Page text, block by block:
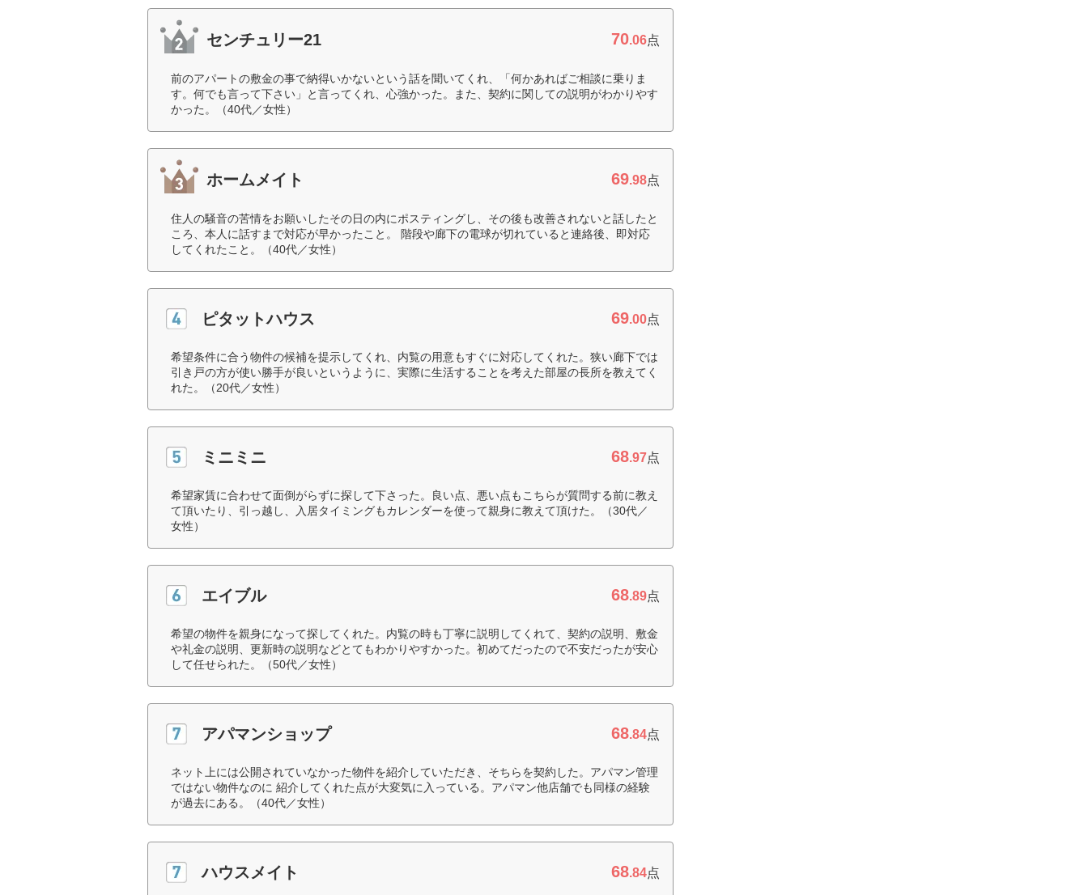
センチュリー21 70.06点
前のアパートの敷金の事で納得いかないという話を聞いてくれ、「何かあればご相談に乗りま
す。何でも言って下さい」と言ってくれ、心強かった。また、契約に関しての説明がわかりやす
かった。（40代／女性）
ホームメイト 69.98点
住人の騒音の苦情をお願いしたその日の内にポスティングし、その後も改善されないと話したと
ころ、本人に話すまで対応が早かったこと。 階段や廊下の電球が切れていると連絡後、即対応
してくれたこと。（40代／女性）
ピタットハウス 69.00点
希望条件に合う物件の候補を提示してくれ、内覧の用意もすぐに対応してくれた。狭い廊下では
引き戸の方が使い勝手が良いというように、実際に生活することを考えた部屋の長所を教えてく
れた。（20代／女性）
ミニミニ 68.97点
希望家賃に合わせて面倒がらずに探して下さった。良い点、悪い点もこちらが質問する前に教え
て頂いたり、引っ越し、入居タイミングもカレンダーを使って親身に教えて頂けた。（30代／
女性）
エイブル 68.89点
希望の物件を親身になって探してくれた。内覧の時も丁寧に説明してくれて、契約の説明、敷金
や礼金の説明、更新時の説明などとてもわかりやすかった。初めてだったので不安だったが安心
して任せられた。（50代／女性）
アパマンショップ 68.84点
ネット上には公開されていなかった物件を紹介していただき、そちらを契約した。アパマン管理
ではない物件なのに 紹介してくれた点が大変気に入っている。アパマン他店舗でも同様の経験
が過去にある。（40代／女性）
ハウスメイト 68.84点